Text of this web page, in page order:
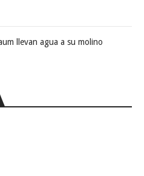
llevan agua a su molino